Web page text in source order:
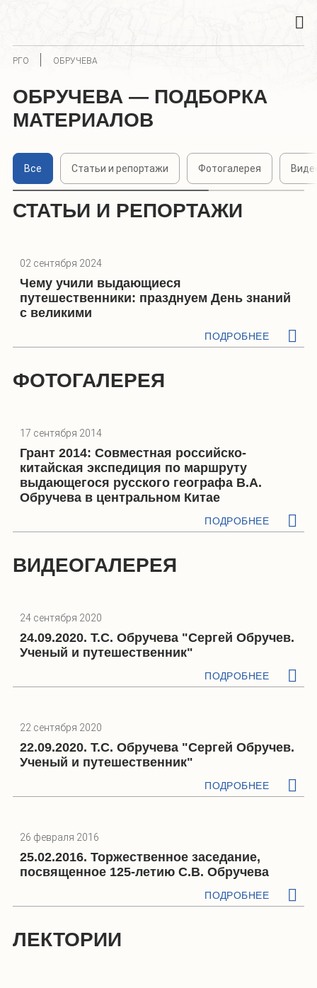
РГО ОБРУЧЕВА
ОБРУЧЕВА — ПОДБОРКА
МАТЕРИАЛОВ
Все Статьи и репортажи Фотогалерея
СТАТЬИ И РЕПОРТАЖИ
02 сентября 2024
Чему учили выдающиеся
путешественники: празднуем День знаний
с великими
ПОДРОБНЕЕ
ФОТОГАЛЕРЕЯ
17 сентября 2014
Грант 2014: Совместная российско-
китайская экспедиция по маршруту
выдающегося русского географа В.А.
Обручева в центральном Китае
ПОДРОБНЕЕ
ВИДЕОГАЛЕРЕЯ
24 сентября 2020
24.09.2020. Т.С. Обручева "Сергей Обручев.
Ученый и путешественник"
ПОДРОБНЕЕ
22 сентября 2020
22.09.2020. Т.С. Обручева "Сергей Обручев.
Ученый и путешественник"
ПОДРОБНЕЕ
26 февраля 2016
25.02.2016. Торжественное заседание,
посвященное 125-летию С.В. Обручева
ПОДРОБНЕЕ
ЛЕКТОРИИ